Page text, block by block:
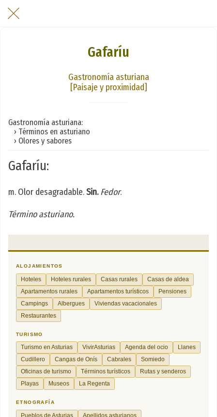
Gafaríu
Gastronomía asturiana
[Paisaje y proximidad]
Gastronomía asturiana:
› Términos en asturiano
› Olores y sabores
Gafaríu:
m. Olor desagradable.Sin. Fedor.
Término asturiano.